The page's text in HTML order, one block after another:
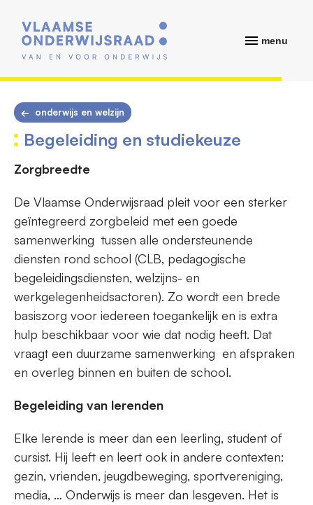
menu
onderwijs en welzijn
Begeleiding en studiekeuze
Zorgbreedte
De Vlaamse Onderwijsraad pleit voor een sterker
geïntegreerd zorgbeleid met een goede
samenwerking tussen alle ondersteunende
diensten rond school (CLB, pedagogische
begeleidingsdiensten, welzijns- en
werkgelegenheidsactoren). Zo wordt een brede
basiszorg voor iedereen toegankelijk en is extra
hulp beschikbaar voor wie dat nodig heeft. Dat
vraagt een duurzame samenwerking en afspraken
en overleg binnen en buiten de school.
Begeleiding van lerenden
Elke lerende is meer dan een leerling, student of
cursist. Hij leeft en leert ook in andere contexten:
gezin, vrienden, jeugdbeweging, sportvereniging,
media, … Onderwijs is meer dan lesgeven. Het is